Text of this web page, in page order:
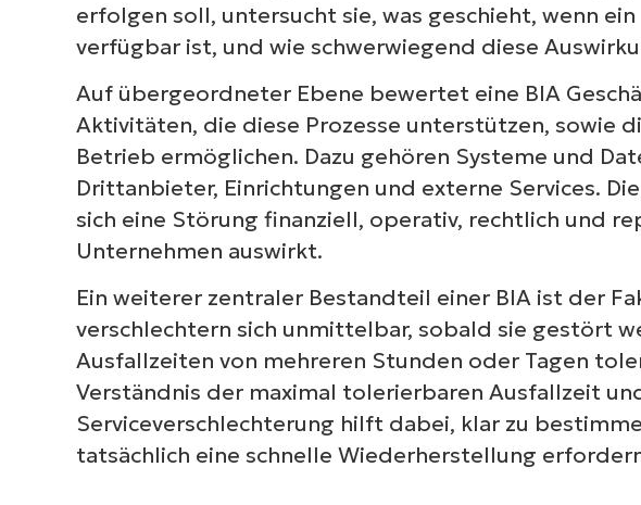
erfolgen soll, untersucht sie, was geschieht, wenn
verfügbar ist, und wie schwerwiegend diese
Auf übergeordneter Ebene bewertet eine BIA
Aktivitäten, die diese Prozesse unterstützen, sowie
Betrieb ermöglichen. Dazu gehören Systeme und
Drittanbieter, Einrichtungen und externe Services.
sich eine Störung finanziell, operativ, rechtlich und
Unternehmen auswirkt.
Ein weiterer zentraler Bestandteil einer BIA ist der
verschlechtern sich unmittelbar, sobald sie gestört
Ausfallzeiten von mehreren Stunden oder Tagen
Verständnis der maximal tolerierbaren Ausfallzeit
Serviceverschlechterung hilft dabei, klar zu
tatsächlich eine schnelle Wiederherstellung